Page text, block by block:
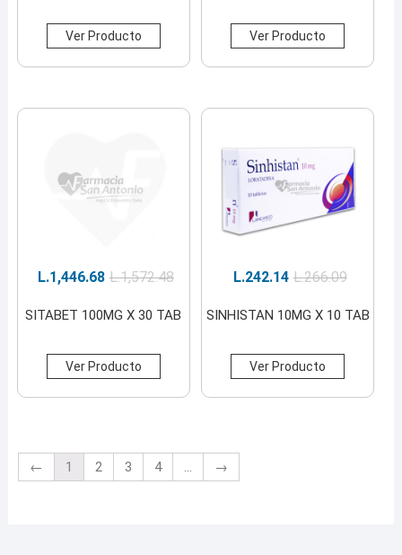
Ver Producto Ver Producto
L.1,572.48
L.1,446.68
SITABET 100MG X 30 TAB
Ver Producto
L.266.09
L.242.14
SINHISTAN 10MG X 10 TAB
Ver Producto
← 1 2 3 4 →